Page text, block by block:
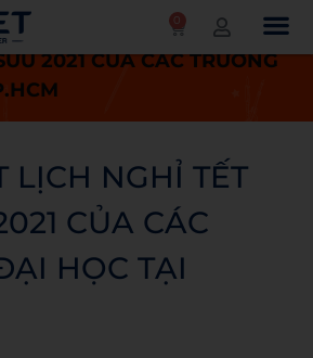
0
tức
CẬP NHẬT LỊCH
2021 CỦA CÁC TRƯỜNG
LỊCH NGHỈ TẾT
CỦA CÁC
HỌC TẠI